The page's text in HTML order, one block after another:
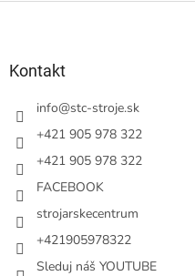
Kontakt
info@stc-stroje.sk
+421 905 978 322
+421 905 978 322
FACEBOOK
strojarskecentrum
+421905978322
Sleduj náš YOUTUBE